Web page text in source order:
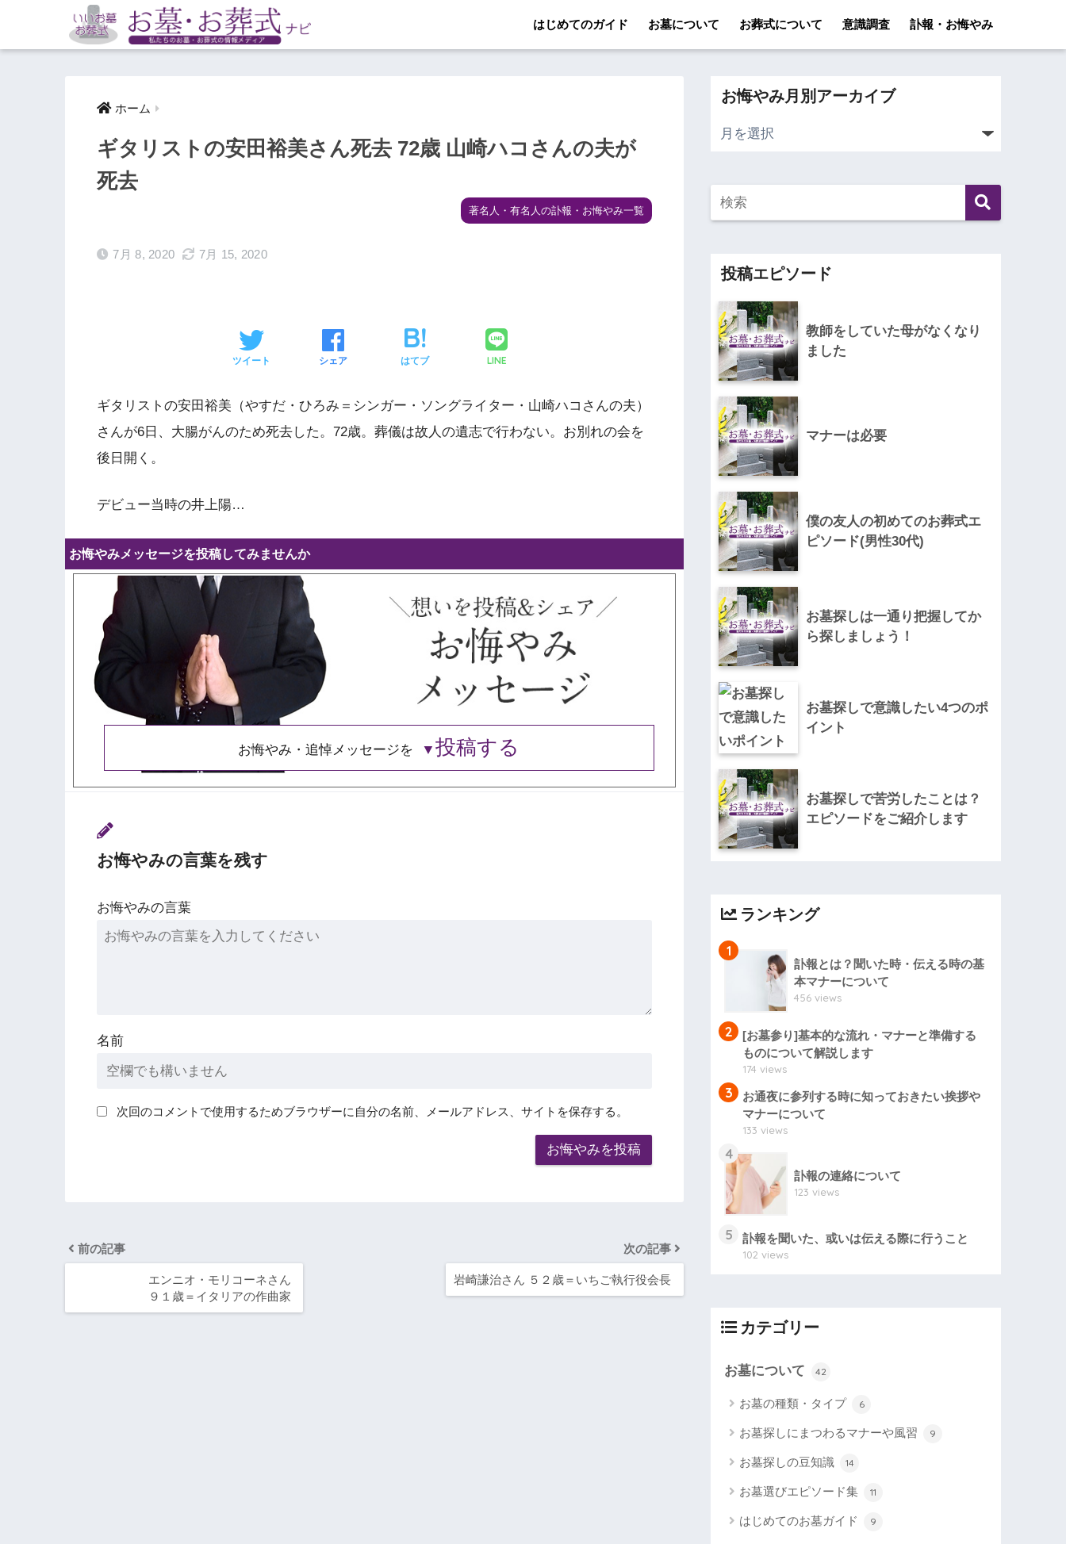
はじめてのガイド お墓について お葬式について 意識調査 訃報・お悔やみ
ホーム
ギタリストの安田裕美さん死去 72歳 山崎ハコさんの夫が
死去
著名人・有名人の訃報・お悔やみ一覧
7月 8, 2020 7月 15, 2020
ツイート シェア はてブ LINE
ギタリストの安田裕美（やすだ・ひろみ＝シンガー・ソングライター・山崎ハコさんの夫）
さんが6日、大腸がんのため死去した。72歳。葬儀は故人の遺志で行わない。お別れの会を
後日開く。
デビュー当時の井上陽…
お悔やみメッセージを投稿してみませんか
お悔やみ・追悼メッセージを 投稿する
お悔やみの言葉を残す
お悔やみの言葉
名前
次回のコメントで使用するためブラウザーに自分の名前、メールアドレス、サイトを保存する。
前の記事
エンニオ・モリコーネさん
９１歳＝イタリアの作曲家
次の記事
岩崎謙治さん ５２歳＝いちご執行役会長
お悔やみ月別アーカイブ
投稿エピソード
教師をしていた母がなくなり
ました
マナーは必要
僕の友人の初めてのお葬式エ
ピソード(男性30代)
お墓探しは一通り把握してか
ら探しましょう！
お墓探しで意識したい4つのポ
イント
お墓探しで苦労したことは？
エピソードをご紹介します
ランキング
1
訃報とは？聞いた時・伝える時の基
本マナーについて
456 views
2
[お墓参り]基本的な流れ・マナーと準備する
ものについて解説します
174 views
3
お通夜に参列する時に知っておきたい挨拶や
マナーについて
133 views
4
訃報の連絡について
123 views
5 訃報を聞いた、或いは伝える際に行うこと
102 views
カテゴリー
お墓について 42
お墓の種類・タイプ 6
お墓探しにまつわるマナーや風習 9
お墓探しの豆知識 14
お墓選びエピソード集 11
はじめてのお墓ガイド 9